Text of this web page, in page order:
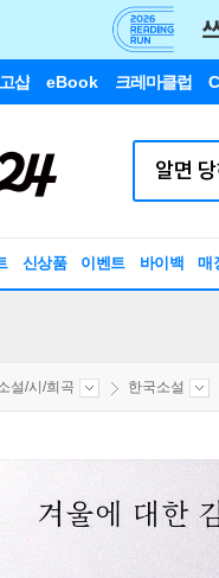
샵 eBook 크레마클럽
신상품 이벤트 바이백 매
설/시/희곡 한국소설